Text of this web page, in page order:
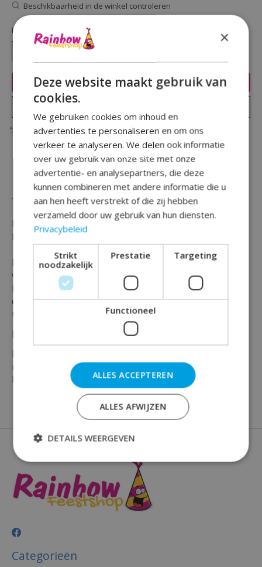
Beschikbaarheid in de winkel controleren
Hoeveelheid:
Toevoegen aan winkelwagen
Toevoegen om te vergelijken
Beschrijving Reviews (0)
Maak je baby thema compleet met deze lieve ''
Ballonnen Nijntje meisje 30cm 6st ''.
Deze zachte schattige nijntje ballonnen zijn geschikt
voor bijvoorbeeld een geboorte of een babyshower.
Bovendien kun je deze ballonnen van nijntje perfect
combineren en uitbreiden met onze andere artikelen
uit de nijntje-serie.
Deze ballonnen zijn per 6 stuks verpakt.
Maak jouw baby feest compleet en bestel vandaag
nog deze roze nijntje ballonnen bij Rainbow
Feestshop!
Categorieën
×
Deze website maakt gebruik van
cookies.
We gebruiken cookies om inhoud en
advertenties te personaliseren en om ons
verkeer te analyseren. We delen ook informatie
over uw gebruik van onze site met onze
advertentie- en analysepartners, die deze
kunnen combineren met andere informatie die u
aan hen heeft verstrekt of die zij hebben
verzameld door uw gebruik van hun diensten.
Privacybeleid
Strikt
noodzakelijk
Prestatie Targeting
Functioneel
ALLES ACCEPTEREN
ALLES AFWIJZEN
DETAILS WEERGEVEN